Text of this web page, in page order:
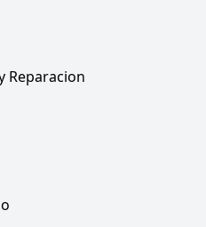
Reparacion